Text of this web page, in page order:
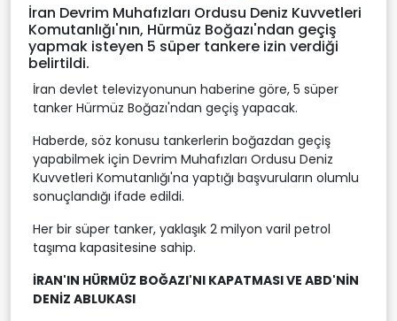
İran Devrim Muhafızları Ordusu Deniz Kuvvetleri
Komutanlığı'nın, Hürmüz Boğazı'ndan geçiş
yapmak isteyen 5 süper tankere izin verdiği
belirtildi.
İran devlet televizyonunun haberine göre, 5 süper
tanker Hürmüz Boğazı'ndan geçiş yapacak.
Haberde, söz konusu tankerlerin boğazdan geçiş
yapabilmek için Devrim Muhafızları Ordusu Deniz
Kuvvetleri Komutanlığı'na yaptığı başvuruların olumlu
sonuçlandığı ifade edildi.
Her bir süper tanker, yaklaşık 2 milyon varil petrol
taşıma kapasitesine sahip.
İRAN'IN HÜRMÜZ BOĞAZI'NI KAPATMASI VE ABD'NİN
DENİZ ABLUKASI